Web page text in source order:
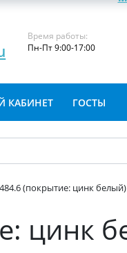
Время работы:
Пн-Пт 9:00-17:00
КАБИНЕТ ГОСТЫ
(покрытие: цинк белый)
цинк